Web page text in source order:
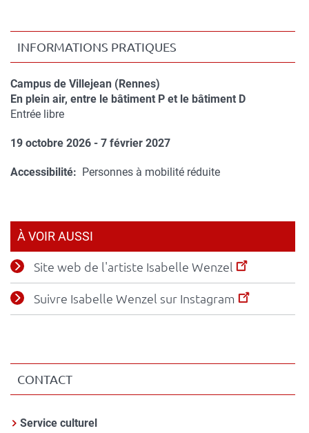
INFORMATIONS PRATIQUES
Campus de Villejean (Rennes)
Compléments
de
En plein air, entre le bâtiment P et le bâtiment D
Entrée libre
19 octobre 2026 - 7 février 2027
Accessibilité Personnes à mobilité réduite
À VOIR AUSSI
Site web de l'artiste Isabelle Wenzel
Suivre Isabelle Wenzel sur Instagram
CONTACT
Service culturel